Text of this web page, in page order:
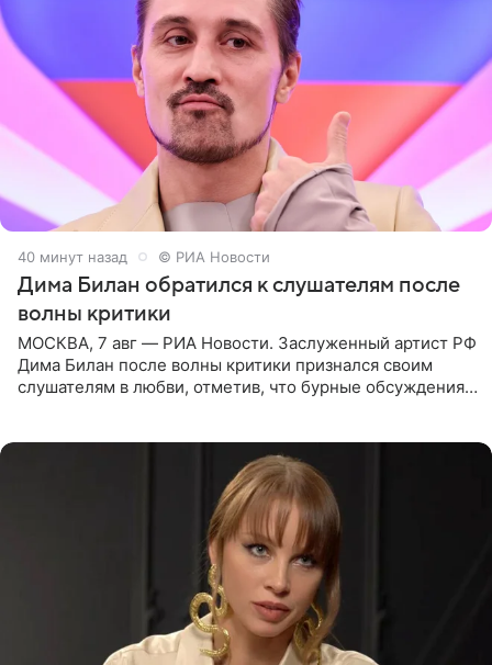
40 минут назад © РИА Новости
Дима Билан обратился к слушателям после
волны критики
МОСКВА, 7 авг — РИА Новости. Заслуженный артист РФ
Дима Билан после волны критики признался своим
слушателям в любви, отметив, что бурные обсуждения